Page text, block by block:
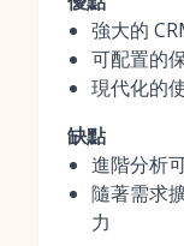
強大的
可配置的
現代化的
缺點
進階分析
隨著需求
力